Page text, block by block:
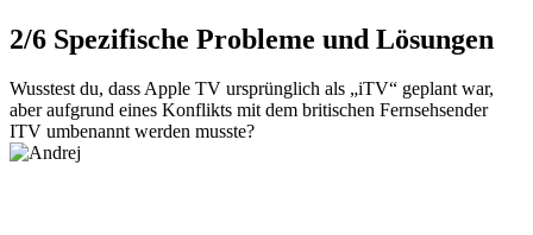
2/6 Spezifische Probleme und Lösungen
Wusstest du, dass Apple TV ursprünglich als „iTV“ geplant war,
aber aufgrund eines Konflikts mit dem britischen Fernsehsender
ITV umbenannt werden musste?